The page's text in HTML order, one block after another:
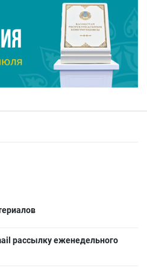
рассылку еженедельного